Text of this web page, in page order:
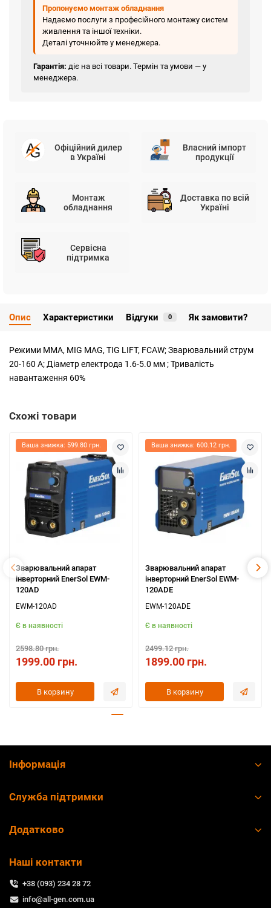
Пропонуємо монтаж обладнання
Надаємо послуги з професійного монтажу систем
живлення та іншої техніки.
Деталі уточнюйте у менеджера.
Гарантія: діє на всі товари. Термін та умови — у
менеджера.
Офіційний дилер
в Україні
Власний імпорт
продукції
Монтаж
обладнання
Доставка по всій
Україні
Сервісна
підтримка
Опис Характеристики Відгуки 0 Як замовити?
Режими MMA, MIG MAG, TIG LIFT, FCAW; Зварювальний струм
20-160 А; Діаметр електрода 1.6-5.0 мм ; Тривалість
навантаження 60%
Схожі товари
Ваша знижка: 599.80 грн.
Зварювальний апарат
інверторний EnerSol EWM-
120AD
EWM-120AD
Є в наявності
2598.80 грн.
1999.00 грн.
В корзину
Ваша знижка: 600.12 грн.
Зварювальний апарат
інверторний EnerSol EWM-
120ADE
EWM-120ADE
Є в наявності
2499.12 грн.
1899.00 грн.
В корзину
Інформація
Служба підтримки
Додатково
Наші контакти
+38 (093) 234 28 72
info@all-gen.com.ua